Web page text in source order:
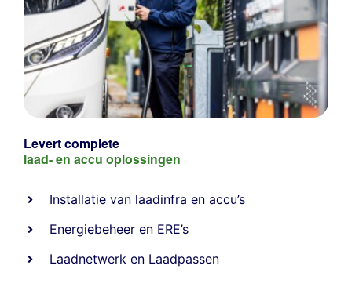
Levert complete
laad- en accu oplossingen
Installatie van laadinfra en accu’s
Energiebeheer en ERE’s
Laadnetwerk en Laadpassen